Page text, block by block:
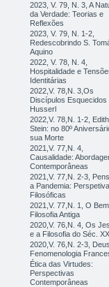
2023, V. 79, N. 3, A
da Verdade: Teorias e
Reflexões
2023, V. 79, N. 1-2,
Redescobrindo S.
Aquino
2022, V. 78, N. 4,
Hospitalidade e
Identitárias
2022,V. 78,N. 3,Os
Discípulos Esquecidos
Husserl
2022,V. 78,N. 1-2, Edith
Stein: no 80º
sua Morte
2021,V. 77,N. 4,
Causalidade:
Contemporâneas
2021,V. 77,N. 2-3,
a Pandemia:
Filosóficas
2021,V. 77,N. 1, O
Filosofia Antiga
2020,V. 76,N. 4, Os
e a Filosofia do Séc. XX
2020,V. 76,N. 2-3,
Fenomenologia
Ética das Virtudes:
Perspectivas
Contemporâneas